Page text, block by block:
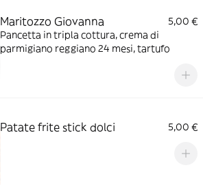
Maritozzo Giovanna
5,00 €
Pancetta in tripla cottura, crema di
parmigiano reggiano 24 mesi, tartufo
Patate frite stick dolci 5,00 €